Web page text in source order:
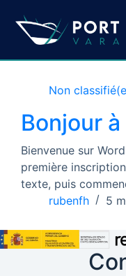
contenu
Non
Bonjour
Bienvenue sur
première
texte, puis
rubenfh
5